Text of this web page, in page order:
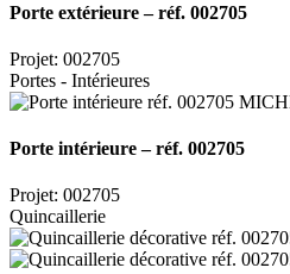
Porte extérieure – réf. 002705
Projet: 002705
Portes - Intérieures
Porte intérieure – réf. 002705
Projet: 002705
Quincaillerie